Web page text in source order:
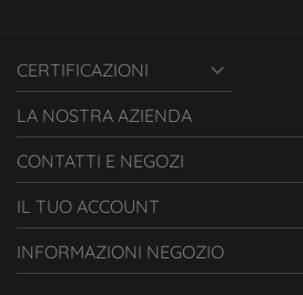
CERTIFICAZIONI 
LA NOSTRA AZIENDA
CONTATTI E NEGOZI
IL TUO ACCOUNT
INFORMAZIONI NEGOZIO